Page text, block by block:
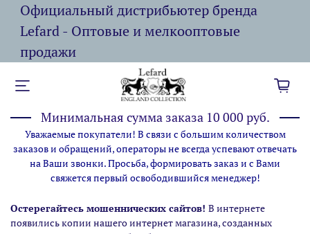
Официальный дистрибьютер бренда
Lefard - Оптовые и мелкооптовые
продажи
Минимальная сумма заказа 10 000 руб.
Уважаемые покупатели! В связи с большим количеством
заказов и обращений, операторы не всегда успевают отвечать
на Ваши звонки. Просьба, формировать заказ и с Вами
свяжется первый освободившийся менеджер!
Остерегайтесь мошеннических сайтов! В интернете
появились копии нашего интернет магазина,созданных